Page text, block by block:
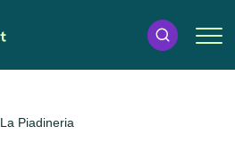
La Piadineria